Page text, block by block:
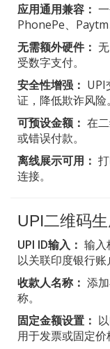
应用通用兼容：
PhonePe、Paytm
无需额外硬件：
受数字支付。
安全性增强： UPI
证，降低欺诈风险。
可预设金额： 在
或错误付款。
离线展示可用：
连接。
UPI二维码
UPI ID输入： 输入
以关联印度银行账
收款人名称： 添
称。
固定金额设置：
用于发票或固定价